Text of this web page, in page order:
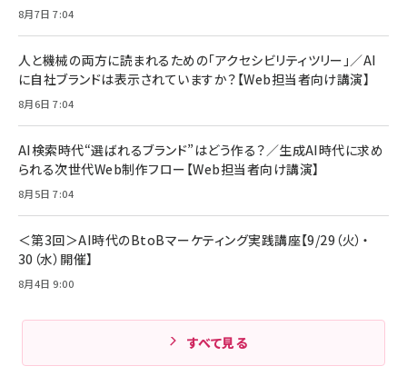
組織の成果を最大化する ルールのデザイン
￥1,980
Amazonランキングをもっと見る
全ワイヤレスイヤホン/アクティブノイズキャンセリ
技術基準適合】ブラック
￥5,990
ケーブル Anker絡まないケーブル 240W 結束バン
ド付き USB PD対応 シリコン素材採用 iPhone
17 / 16 / 15 / Galaxy iPad Pro MacBook
Pro/Air 各種対応 (1.8m ミッドナイトブラック)
￥1,890
サッポロ 生ビール 黒ラベル 350ml 缶 24本 ビー
ル ケース買い【6/30応募〆切! 黒ラベルビヤセラー
￥4,857
8月7日 7:04
人と機械の両方に読まれるための「アクセシビリティツリー」／AI
に自社ブランドは表示されていますか？【Web担当者向け講演】
8月6日 7:04
AI検索時代“選ばれるブランド”はどう作る？／生成AI時代に求め
られる次世代Web制作フロー【Web担当者向け講演】
8月5日 7:04
＜第3回＞AI時代のBtoBマーケティング実践講座【9/29（火）・
30（水）開催】
8月4日 9:00
すべて見る